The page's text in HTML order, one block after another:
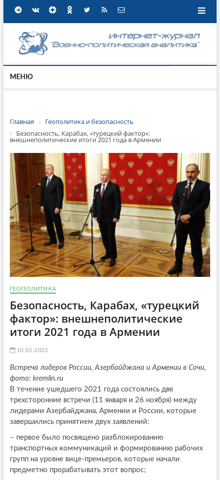
МЕНЮ
Главная
Геополитика и безопасность
Безопасность, Карабах, «турецкий фактор»:
внешнеполитические итоги 2021 года в Армении
ГЕОПОЛИТИКА
Безопасность, Карабах, «турецкий
фактор»: внешнеполитические
итоги 2021 года в Армении
10.01.2022
Встреча лидеров России, Азербайджана и Армении в Сочи,
фото: kremlin.ru
В течение ушедшего 2021 года состоялись две
трехсторонние встречи (11 января и 26 ноября) между
лидерами Азербайджана, Армении и России, которые
завершились принятием двух заявлений:
– первое было посвящено разблокированию
транспортных коммуникаций и формированию рабочих
групп на уровне вице-премьеров, которые начали
предметно прорабатывать этот вопрос;